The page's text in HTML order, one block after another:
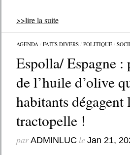
>>lire la suite
AGENDA/ FAITS DIVERS/ POLITIQUE/
Espolla/ Espagne :
de l’huile d’olive
habitants
tractopelle !
par ADMINLUC le Jan 21,